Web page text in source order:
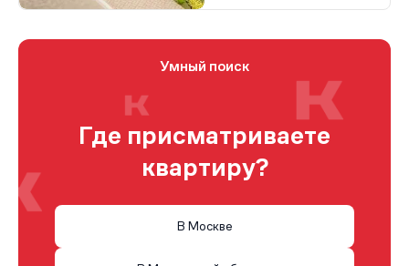
Умный поиск
Где присматриваете
квартиру?
В Москве